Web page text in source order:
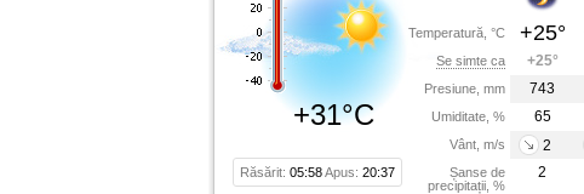
+31°C
Răsărit: 05:58Apus: 20:37
Temperatură, °C
Se simte ca
Presiune, mm
Umiditate, %
Vânt, m/s
Șanse de
precipitații, %
+25°
+25°
743
65
2
2